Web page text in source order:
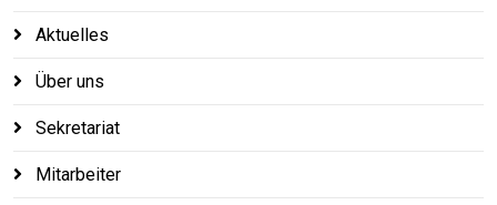
Aktuelles
Über uns
Sekretariat
Mitarbeiter